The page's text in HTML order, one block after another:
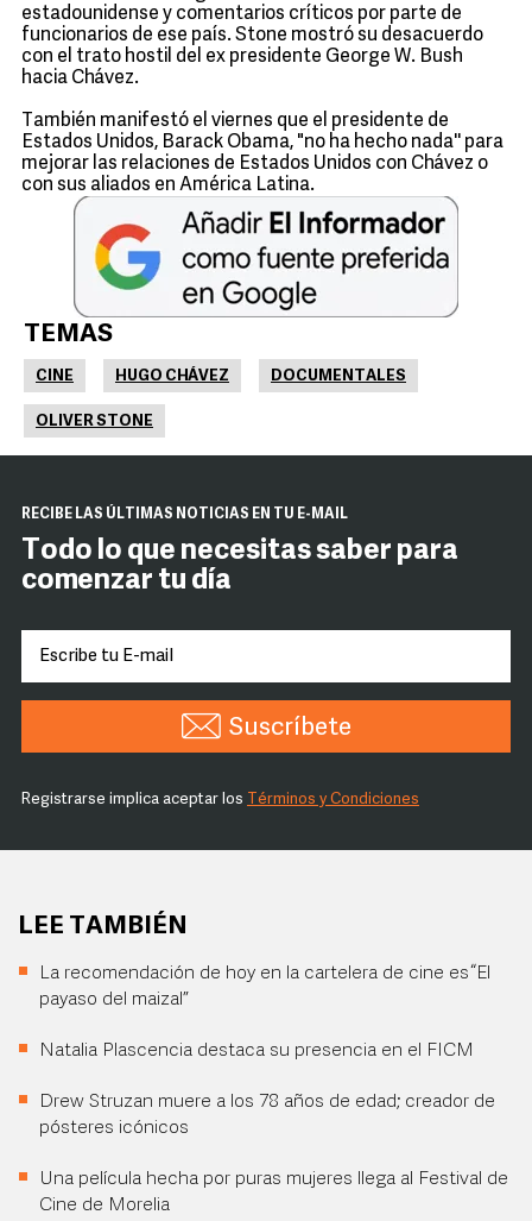
estadounidense y comentarios críticos por parte de
funcionarios de ese país. Stone mostró su desacuerdo
con el trato hostil del ex presidente George W. Bush
hacia Chávez.
También manifestó el viernes que el presidente de
Estados Unidos, Barack Obama, "no ha hecho nada'' para
mejorar las relaciones de Estados Unidos con Chávez o
con sus aliados en América Latina.
TEMAS
CINE HUGO CHÁVEZ DOCUMENTALES
OLIVER STONE
RECIBE LAS ÚLTIMAS NOTICIAS EN TU E-MAIL
Todo lo que necesitas saber para
comenzar tu día
Suscríbete
Registrarse implica aceptar los Términos y Condiciones
LEE TAMBIÉN
La recomendación de hoy en la cartelera de cine es “El
payaso del maizal”
Natalia Plascencia destaca su presencia en el FICM
Drew Struzan muere a los 78 años de edad; creador de
pósteres icónicos
Una película hecha por puras mujeres llega al Festival de
Cine de Morelia